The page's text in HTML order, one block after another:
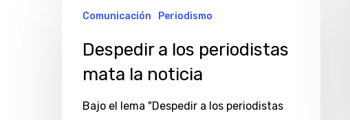
periodistas
Comunicación Periodismo
Despedir a los periodistas
mata la noticia
Bajo el lema "Despedir a los periodistas